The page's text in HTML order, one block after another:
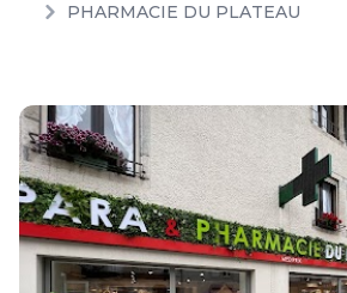
PHARMACIE DU PLATEAU